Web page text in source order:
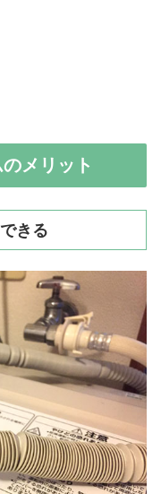
メリット
きる